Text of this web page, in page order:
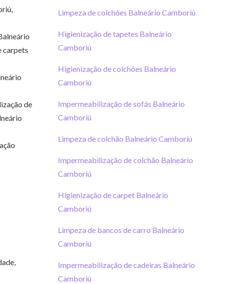
carpets
de
Limpeza de colchões Balneário Camboriú
Higienização de tapetes Balneário
Camboriú
Higienização de colchões Balneário
Camboriú
Impermeabilização de sofás Balneário
Camboriú
Limpeza de colchão Balneário Camboriú
Impermeabilização de colchão Balneário
Camboriú
Higienização de carpet Balneário
Camboriú
Limpeza de bancos de carro Balneário
Camboriú
Impermeabilização de cadeiras Balneário
Camboriú